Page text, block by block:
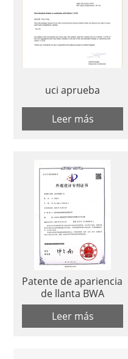
uci aprueba
Leer más
Patente de apariencia
de llanta BWA
Leer más